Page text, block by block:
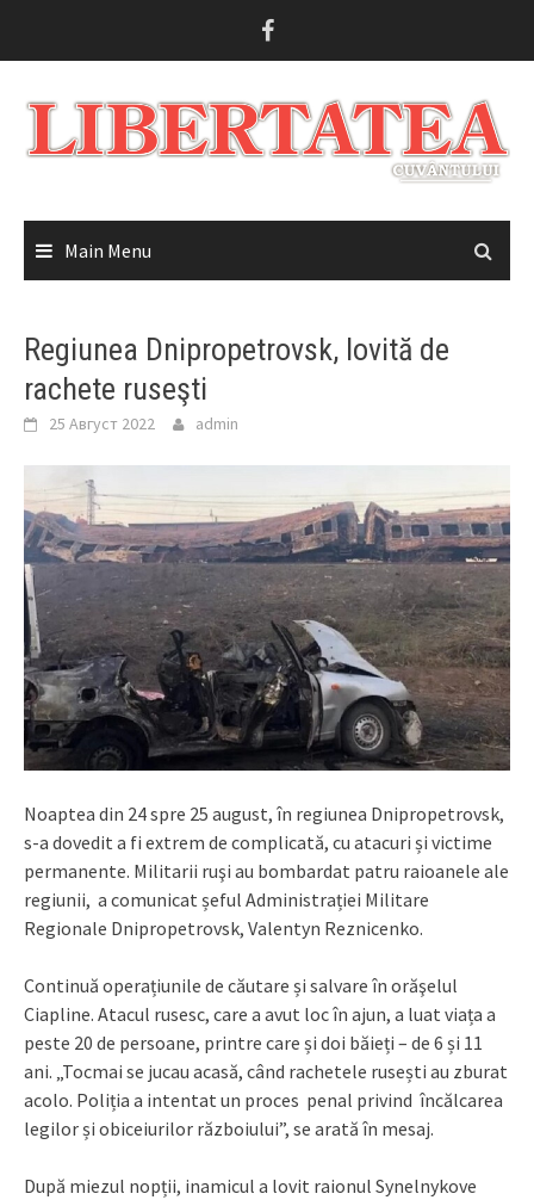
Main Menu
Regiunea Dnipropetrovsk, lovită de
rachete ruseşti
25 Август 2022 admin
Noaptea din 24 spre 25 august, în regiunea Dnipropetrovsk,
s-a dovedit a fi extrem de complicată, cu atacuri și victime
permanente. Militarii ruşi au bombardat patru raioanele ale
regiunii, a comunicat șeful Administrației Militare
Regionale Dnipropetrovsk, Valentyn Reznicenko.
Continuă operațiunile de căutare și salvare în orăşelul
Ciapline. Atacul rusesc, care a avut loc în ajun, a luat viața a
peste 20 de persoane, printre care și doi băieți – de 6 și 11
ani. „Tocmai se jucau acasă, când rachetele rusești au zburat
acolo. Poliția a intentat un proces penal privind încălcarea
legilor și obiceiurilor războiului”, se arată în mesaj.
După miezul nopții, inamicul a lovit raionul Synelnykove